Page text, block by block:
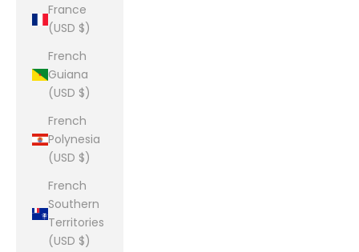
France
(USD $)
French
Guiana
(USD $)
French
Polynesia
(USD $)
French
Southern
Territories
(USD $)